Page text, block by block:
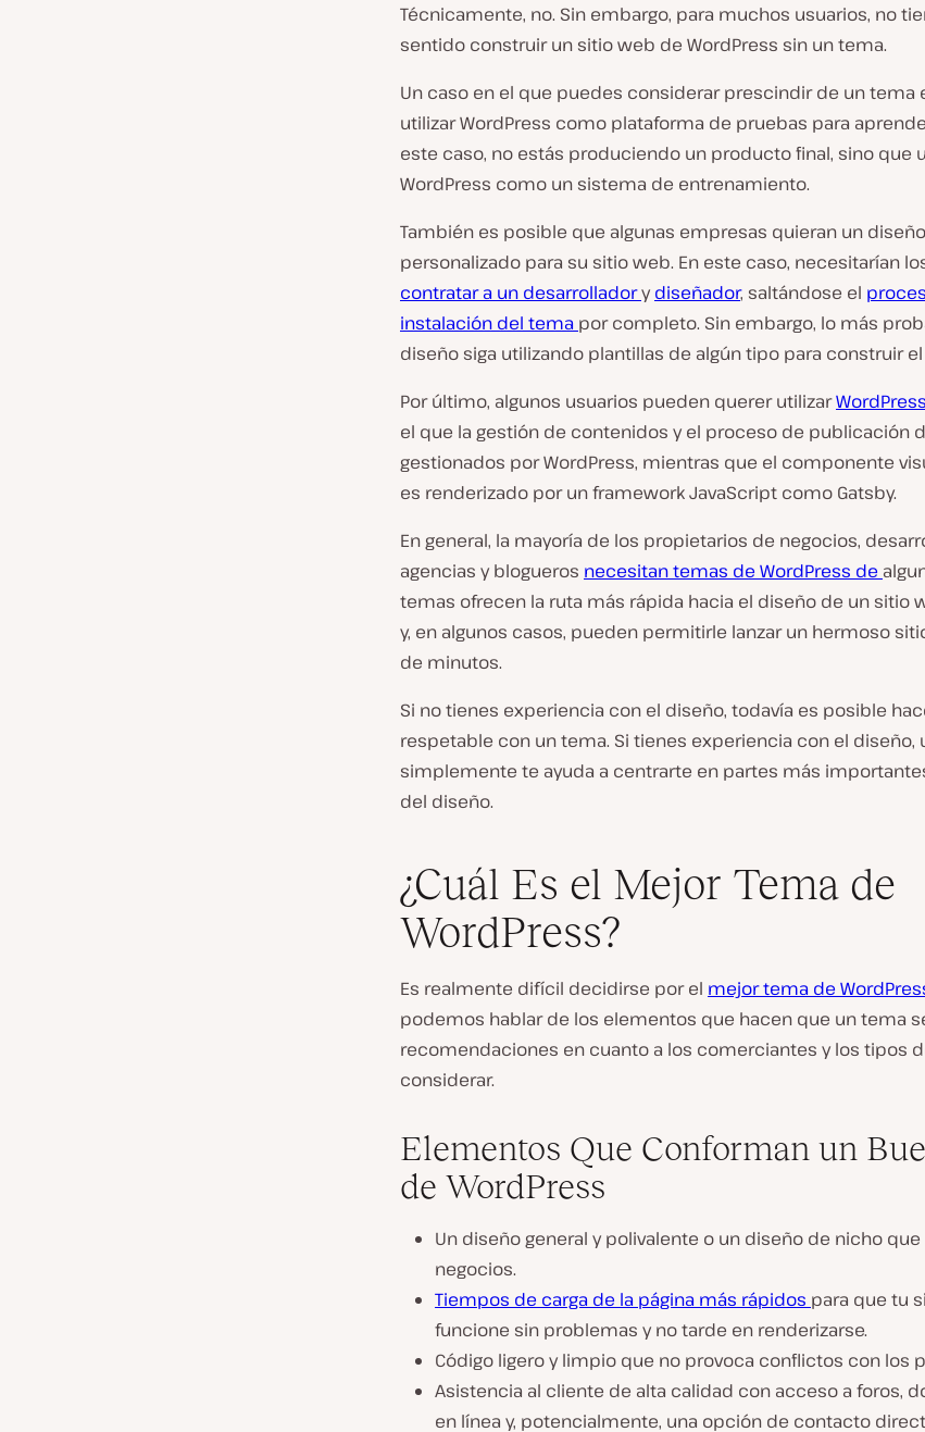
Técnicamente, no. Sin embargo, para muchos usuarios, no
sentido construir un sitio web de WordPress sin un tema.
Un caso en el que puedes considerar prescindir de un tema
utilizar WordPress como plataforma de pruebas para
este caso, no estás produciendo un producto final, sino que
WordPress como un sistema de entrenamiento.
También es posible que algunas empresas quieran un
personalizado para su sitio web. En este caso, necesitarían
contratar a un desarrolladorydiseñador, saltándose el
instalación del tema por completo. Sin embargo, lo más
diseño siga utilizando plantillas de algún tipo para construir
Por último, algunos usuarios pueden querer utilizar
el que la gestión de contenidos y el proceso de publicación
gestionados por WordPress, mientras que el componente
es renderizado por un framework JavaScript como Gatsby.
En general, la mayoría de los propietarios de negocios,
agencias y blogueros necesitan temas de WordPress de
temas ofrecen la ruta más rápida hacia el diseño de un sitio
y, en algunos casos, pueden permitirle lanzar un hermoso
de minutos.
Si no tienes experiencia con el diseño, todavía es posible
respetable con un tema. Si tienes experiencia con el diseño,
simplemente te ayuda a centrarte en partes más
del diseño.
¿Cuál Es el Mejor Tema de
WordPress?
Es realmente difícil decidirse por el mejor tema de
podemos hablar de los elementos que hacen que un tema
recomendaciones en cuanto a los comerciantes y los tipos
considerar.
Elementos Que Conforman un
de WordPress
Un diseño general y polivalente o un diseño de nicho
negocios.
Tiempos de carga de la página más rápidos para que tu
funcione sin problemas y no tarde en renderizarse.
Código ligero y limpio que no provoca conflictos con los
Asistencia al cliente de alta calidad con acceso a foros,
en línea y, potencialmente, una opción de contacto